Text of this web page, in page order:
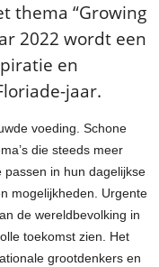
thema “Growing
2022 wordt een
en
jaar.
voeding. Schone
die steeds meer
in hun dagelijkse
mogelijkheden. Urgente
de wereldbevolking in
toekomst zien. Het
grootdenkers en